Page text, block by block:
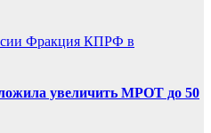
Фракция КПРФ в
увеличить МРОТ до 50